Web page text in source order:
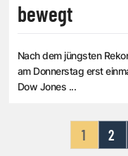
bewegt
Nach dem jüngsten
am Donnerstag erst
Dow Jones ...
1 2